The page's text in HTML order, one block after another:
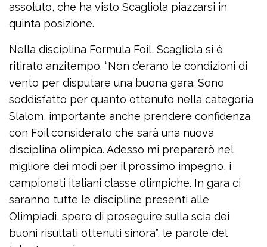
assoluto, che ha visto Scagliola piazzarsi in
quinta posizione.
Nella disciplina Formula Foil, Scagliola si è
ritirato anzitempo. “Non c’erano le condizioni di
vento per disputare una buona gara. Sono
soddisfatto per quanto ottenuto nella categoria
Slalom, importante anche prendere confidenza
con Foil considerato che sarà una nuova
disciplina olimpica. Adesso mi preparerò nel
migliore dei modi per il prossimo impegno, i
campionati italiani classe olimpiche. In gara ci
saranno tutte le discipline presenti alle
Olimpiadi, spero di proseguire sulla scia dei
buoni risultati ottenuti sinora”, le parole del